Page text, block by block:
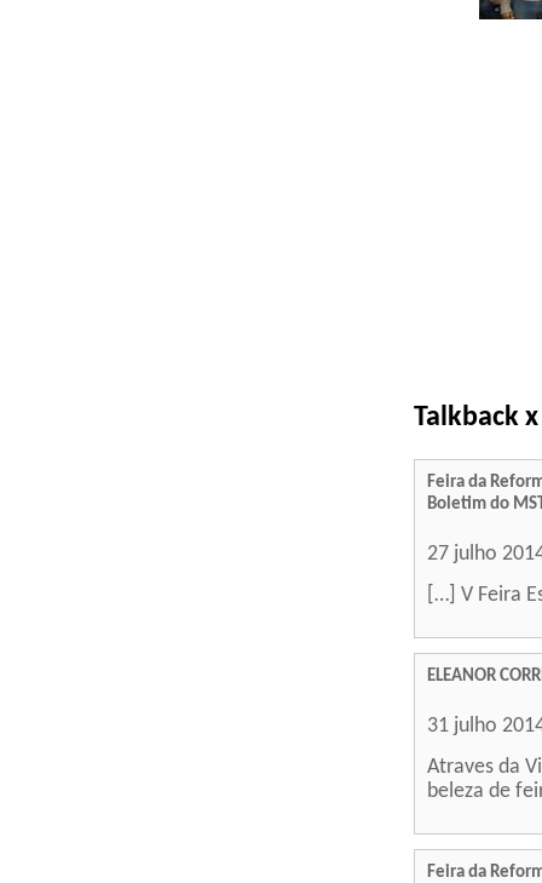
Talkback
Feira da
Boletim do
27 julho
[…] V Feira
ELEANOR
31 julho
Atraves da
beleza de
Feira da